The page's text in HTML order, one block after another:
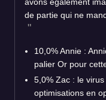
de partie qui ne
10,0% Annie :
palier Or pour
5,0% Zac : le
optimisations en